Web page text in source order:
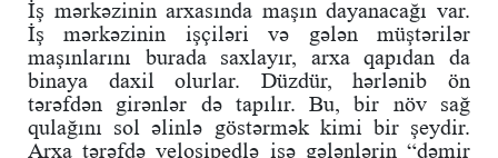
İş mərkəzinin arxasında maşın dayanacağı var.
İş mərkəzinin işçiləri və gələn müştərilər
maşınlarını burada saxlayır, arxa qapıdan da
binaya daxil olurlar. Düzdür, hərlənib ön
tərəfdən girənlər də tapılır. Bu, bir növ sağ
qulağını sol əlinlə göstərmək kimi bir şeydir.
Arxa tərəfdə velosipedlə işə gələnlərin “dəmir